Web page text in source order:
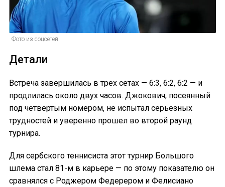
Фото из соцсетей
Детали
Встреча завершилась в трех сетах — 6:3, 6:2, 6:2 — и
продлилась около двух часов. Джокович, посеянный
под четвертым номером, не испытал серьезных
трудностей и уверенно прошел во второй раунд
турнира.
Для сербского теннисиста этот турнир Большого
шлема стал 81-м в карьере — по этому показателю он
сравнялся с Роджером Федерером и Фелисиано